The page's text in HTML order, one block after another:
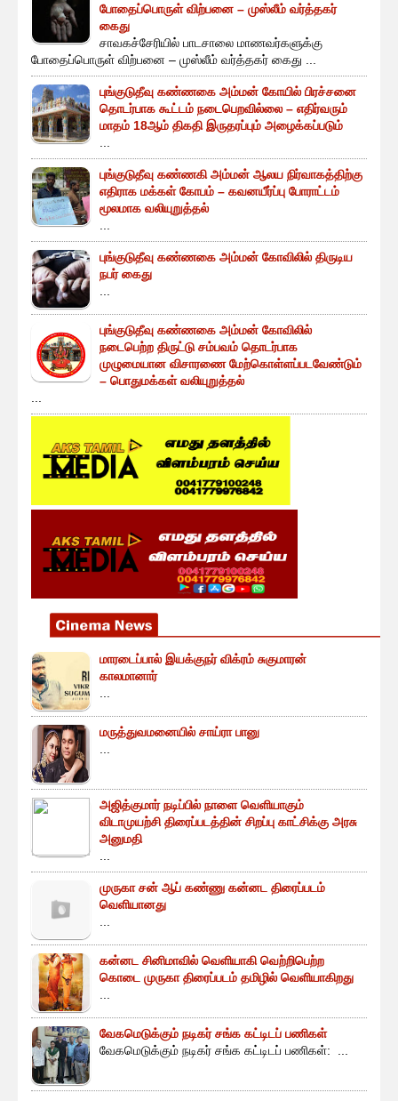
போதைப்பொருள் விற்பனை – முஸ்லீம் வர்த்தகர்
கைது
சாவகச்சேரியில் பாடசாலை மாணவர்களுக்கு
போதைப்பொருள் விற்பனை – முஸ்லீம் வர்த்தகர் கைது ...
புங்குடுதீவு கண்ணகை அம்மன் கோயில் பிரச்சனை
தொடர்பாக கூட்டம் நடைபெறவில்லை – எதிர்வரும்
மாதம் 18ஆம் திகதி இருதரப்பும் அழைக்கப்படும்
புங்குடுதீவு கண்ணகி அம்மன் ஆலய நிர்வாகத்திற்கு
எதிராக மக்கள் கோபம் – கவனயீர்ப்பு போராட்டம்
மூலமாக வலியுறுத்தல்
புங்குடுதீவு கண்ணகை அம்மன் கோவிலில் திருடிய
நபர் கைது
புங்குடுதீவு கண்ணகை அம்மன் கோவிலில்
நடைபெற்ற திருட்டு சம்பவம் தொடர்பாக
முழுமையான விசாரணை மேற்கொள்ளப்படவேண்டும்
– பொதுமக்கள் வலியுறுத்தல்
மாரடைப்பால் இயக்குநர் விக்ரம் சுகுமாரன்
காலமானார்
மருத்துவமனையில் சாய்ரா பானு
அஜித்குமார் நடிப்பில் நாளை வெளியாகும்
விடாமுயற்சி திரைப்படத்தின் சிறப்பு காட்சிக்கு அரசு
அனுமதி
முருகா சன் ஆப் கண்ணு கன்னட திரைப்படம்
வெளியானது
கன்னட சினிமாவில் வெளியாகி வெற்றிபெற்ற
கொடை முருகா திரைப்படம் தமிழில் வெளியாகிறது
வேகமெடுக்கும் நடிகர் சங்க கட்டிடப் பணிகள்
வேகமெடுக்கும் நடிகர் சங்க கட்டிடப் பணிகள்: ...